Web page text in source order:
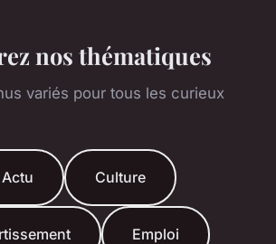
nos thématiques
variés pour tous les curieux
Actu Culture
Emploi